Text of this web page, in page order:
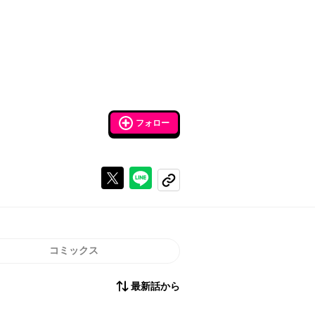
フォロー
Xで投稿するラインでシェアする
コピーする
コミックス
最新話から